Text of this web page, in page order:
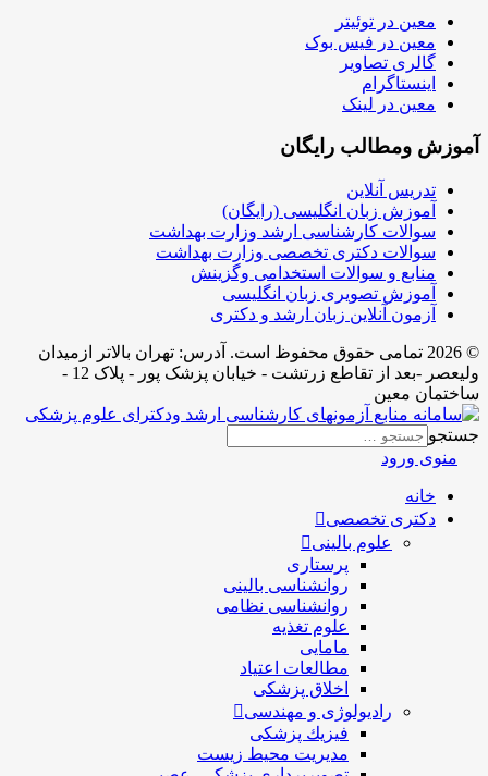
معین در توئیتر
معین در فیس بوک
گالری تصاویر
اینستاگرام
معین در لینک
آموزش ومطالب رایگان
تدریس آنلاین
آموزش زبان انگلیسی (رایگان)
سوالات کارشناسی ارشد وزارت بهداشت
سوالات دکتری تخصصی وزارت بهداشت
منابع و سوالات استخدامی وگزینش
آموزش تصویری زبان انگلیسی
آزمون آنلاین زبان ارشد و دکتری
© 2026 تمامی حقوق محفوظ است. آدرس:‌ تهران بالاتر ازمیدان
ولیعصر -بعد از تقاطع زرتشت - خیابان پزشک پور - پلاک 12 -
ساختمان معین
جستجو
منوی ورود
خانه
دکتری تخصصی
علوم بالینی
پرستاری
روانشناسی بالینی
روانشناسی نظامی
علوم تغذیه
مامایی
مطالعات اعتیاد
اخلاق پزشکی
رادیولوژی و مهندسی
فيزيك پزشکی
مدیریت محیط زیست